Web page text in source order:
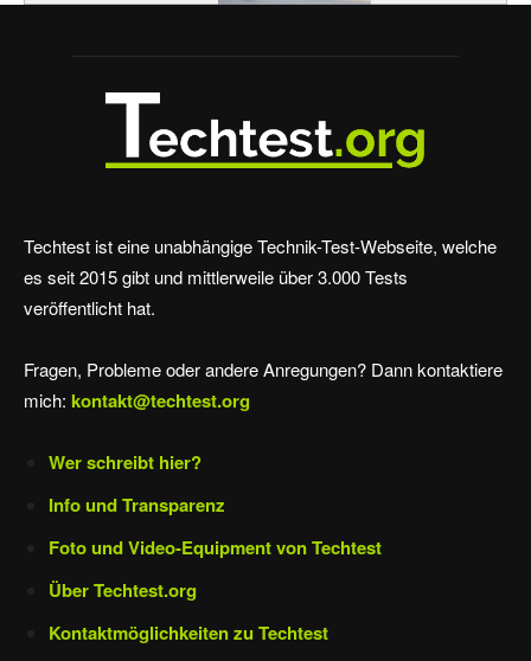
Techtest ist eine unabhängige Technik-Test-Webseite, welche
es seit 2015 gibt und mittlerweile über 3.000 Tests
veröffentlicht hat.
Fragen, Probleme oder andere Anregungen? Dann kontaktiere
mich: kontakt@techtest.org
Wer schreibt hier?
Info und Transparenz
Foto und Video-Equipment von Techtest
Über Techtest.org
Kontaktmöglichkeiten zu Techtest